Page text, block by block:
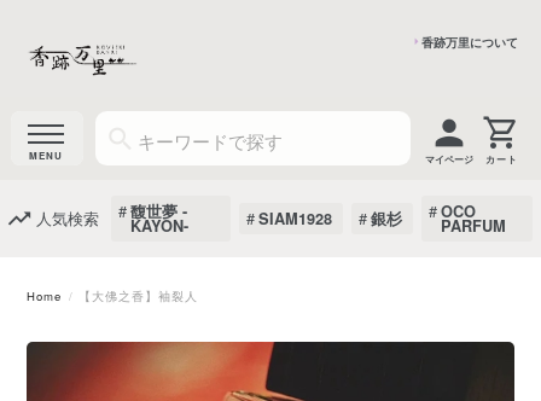
香跡万里について
マイページ
人気検索 馥世夢 -
KAYON- SIAM1928 銀杉 OCO
PARFUM
Home 【大佛之香】袖裂人